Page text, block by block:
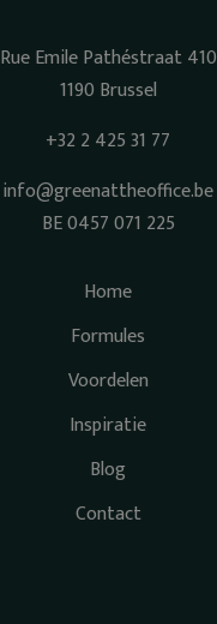
Rue Emile Pathéstraat 410
1190 Brussel
+32 2 425 31 77
info@greenattheoffice.be
BE 0457 071 225
Home
Formules
Voordelen
Inspiratie
Blog
Contact